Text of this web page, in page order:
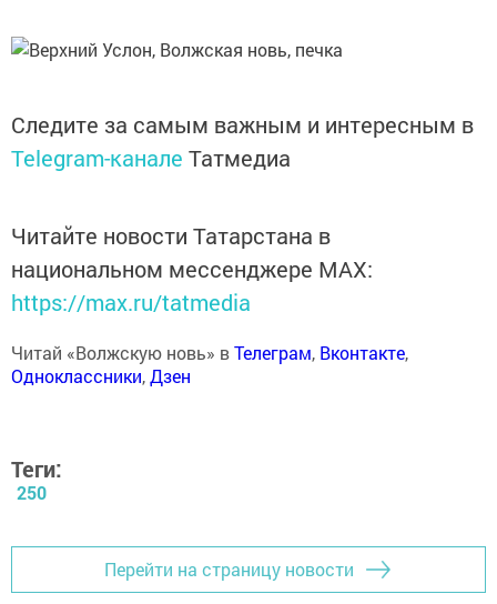
Следите за самым важным и интересным в
Telegram-канале Татмедиа
Читайте новости Татарстана в
национальном мессенджере MАХ:
https://max.ru/tatmedia
Читай «Волжскую новь» вТелеграм, Вконтакте,
Одноклассники,Дзен
Теги:
250
Перейти на страницу новости